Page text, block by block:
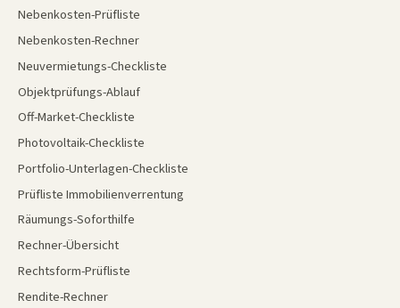
Nebenkosten-Prüfliste
Nebenkosten-Rechner
Neuvermietungs-Checkliste
Objektprüfungs-Ablauf
Off-Market-Checkliste
Photovoltaik-Checkliste
Portfolio-Unterlagen-Checkliste
Prüfliste Immobilienverrentung
Räumungs-Soforthilfe
Rechner-Übersicht
Rechtsform-Prüfliste
Rendite-Rechner